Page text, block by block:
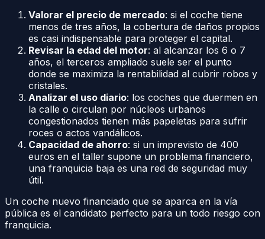
Valorar el precio de mercado: si el coche tiene
menos de tres años, la cobertura de daños propios
es casi indispensable para proteger el capital.
Revisar la edad del motor: al alcanzar los 6 o 7
años, el terceros ampliado suele ser el punto
donde se maximiza la rentabilidad al cubrir robos y
cristales.
Analizar el uso diario: los coches que duermen en
la calle o circulan por núcleos urbanos
congestionados tienen más papeletas para sufrir
roces o actos vandálicos.
Capacidad de ahorro: si un imprevisto de 400
euros en el taller supone un problema financiero,
una franquicia baja es una red de seguridad muy
útil.
Un coche nuevo financiado que se aparca en la vía
pública es el candidato perfecto para un todo riesgo con
franquicia.